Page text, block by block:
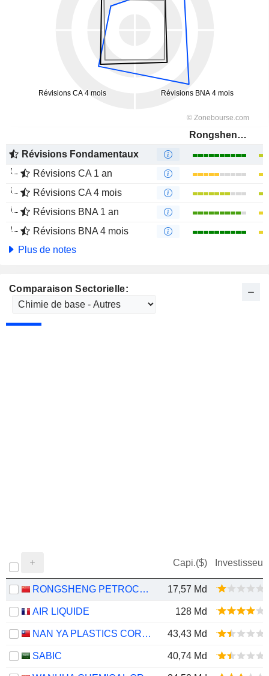
Rongsheng Petrochemical Co., Ltd.
Révisions Fondamentaux
Révisions CA 1 an
Révisions CA 4 mois
Révisions BNA 1 an
Révisions BNA 4 mois
Plus de notes
Comparaison Sectorielle:
Capi.($) Investisseur
RONGSHENG PETROCHEMICAL CO., LTD. 17,57 Md
AIR LIQUIDE 128 Md
NAN YA PLASTICS CORPORATION 43,43 Md
SABIC 40,74 Md